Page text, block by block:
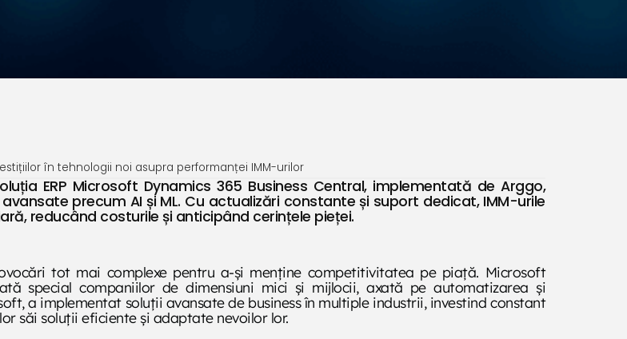
în tehnologii noi asupra performanței IMM-urilor
ERP Microsoft Dynamics 365 Business Central, implementată de Arggo,
precum AI și ML. Cu actualizări constante și suport dedicat, IMM-urile
reducând costurile și anticipând cerințele pieței.
tot mai complexe pentru a-și menține competitivitatea pe piață. Microsoft
special companiilor de dimensiuni mici și mijlocii, axată pe automatizarea și
a implementat soluții avansate de business în multiple industrii, investind constant
săi soluții eficiente și adaptate nevoilor lor.